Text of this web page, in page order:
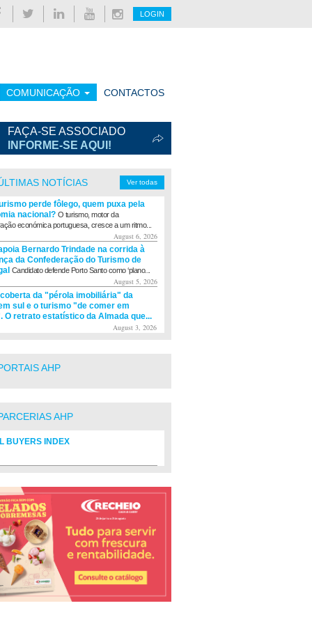
LOGIN
COMUNICAÇÃO CONTACTOS
FAÇA-SE ASSOCIADO
INFORME-SE AQUI!
Ver todas
NOTÍCIAS
perde fôlego, quem puxa pela
nacional? O turismo, motor da
económica portuguesa, cresce a um ritmo...
August 6, 2026
Bernardo Trindade na corrida à
da Confederação do Turismo de
Candidato defende Porto Santo como ‘plano...
August 5, 2026
da "pérola imobiliária" da
sul e o turismo "de comer em
O retrato estatístico da Almada que...
August 3, 2026
AHP
AHP
BUYERS INDEX